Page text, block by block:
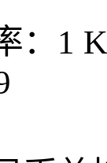
：1